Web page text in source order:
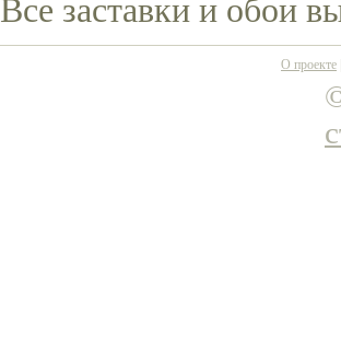
Все заставки и обои
О проекте